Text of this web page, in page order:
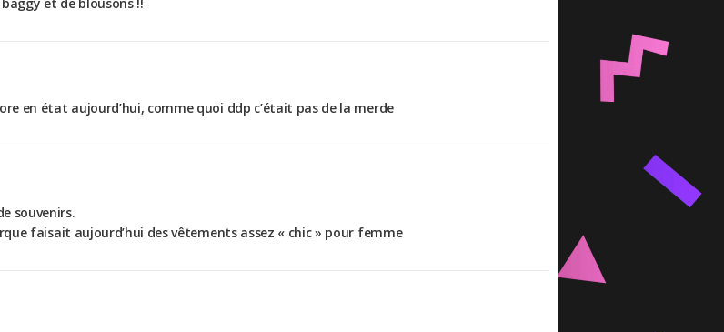
en état aujourd’hui, comme quoi ddp c’était pas de la merde
souvenirs.
faisait aujourd’hui des vêtements assez « chic » pour femme